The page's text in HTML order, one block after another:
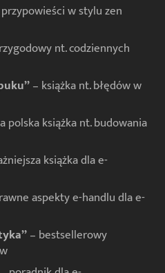
w stylu zen
nt. codziennych
– książka nt. błędów w
polska książka nt. budowania
książka dla e-
aspekty e-handlu dla e-
– bestsellerowy